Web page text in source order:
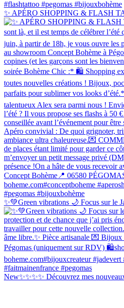
✨ APÉRO SHOPPING & FLASH
✨💚Green vibrations 🌙 Focus sur le
New✨✨✨✨ Découvrez mes